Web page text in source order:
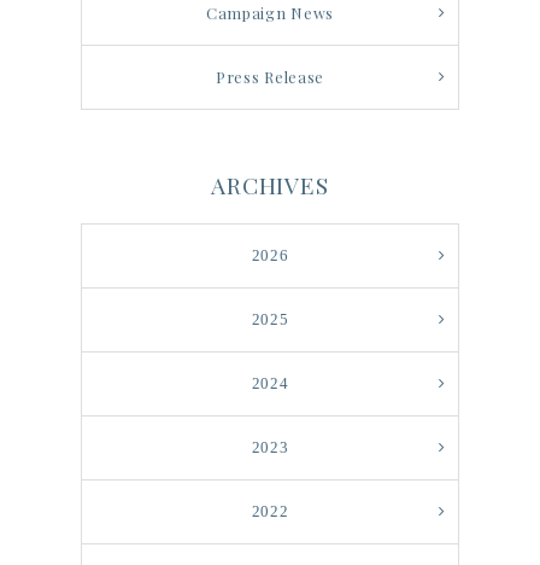
Campaign News
Press Release
ARCHIVES
2026
2025
2024
2023
2022